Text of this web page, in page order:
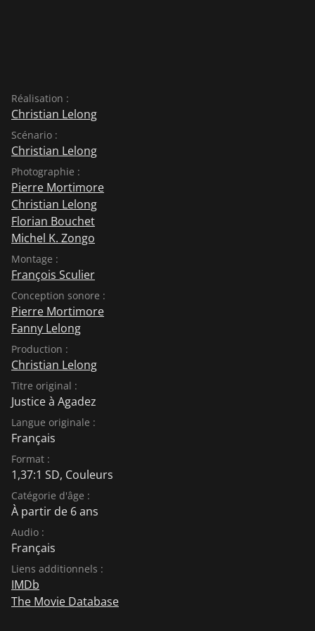
Réalisation :
Christian Lelong
Scénario :
Christian Lelong
Photographie :
Pierre Mortimore
Christian Lelong
Florian Bouchet
Michel K. Zongo
Montage :
François Sculier
Conception sonore :
Pierre Mortimore
Fanny Lelong
Production :
Christian Lelong
Titre original :
Justice à Agadez
Langue originale :
Français
Format :
1,37:1 SD, Couleurs
Catégorie d'âge :
À partir de 6 ans
Audio :
Français
Liens additionnels :
IMDb
The Movie Database